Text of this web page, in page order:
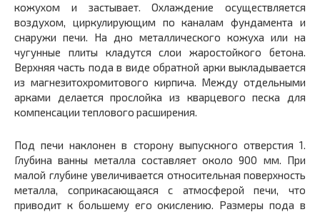
кожухом и застывает. Охлаждение осуществляется
воздухом, цир­кулирующим по каналам фундамента и
снаружи печи. На дно металлического кожуха или на
чугунные плиты кладутся слои жаростойкого бетона.
Верхняя часть пода в виде обратной арки выкладывается
из магнезитохро­митового кирпича. Между отдельными
арками делается прослойка из кварцевого песка для
компенсации тепло­вого расширения.
Под печи наклонен в сторону выпускного отверстия 1.
Глубина ванны металла составляет около 900 мм. При
малой глубине увеличивается относительная по­верхность
металла, соприкасающаяся с атмосферой печи, что
приводит к большему его окислению. Размеры пода в